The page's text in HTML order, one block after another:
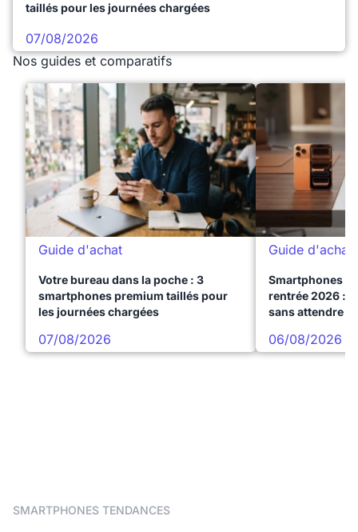
taillés pour les journées chargées
07/08/2026
Nos guides et comparatifs
Guide d'achat
Votre bureau dans la poche : 3
smartphones premium taillés pour
les journées chargées
07/08/2026
Guide d'achat
Smartphones
rentrée 2026 :
sans attendre
06/08/2026
SMARTPHONES TENDANCES